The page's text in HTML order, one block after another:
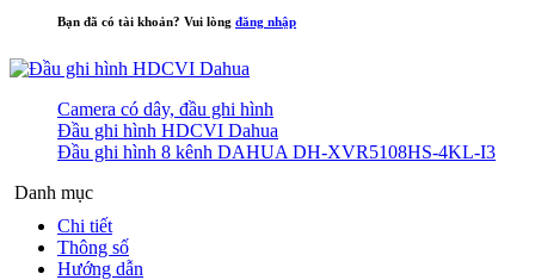
Bạn đã có tài khoản? Vui lòng đăng nhập
Camera có dây, đầu ghi hình
Đầu ghi hình HDCVI Dahua
Đầu ghi hình 8 kênh DAHUA DH-XVR5108HS-4KL-I3
Danh mục
Chi tiết
Thông số
Hướng dẫn